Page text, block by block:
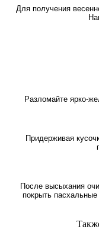
Для получения
Разломайте ярко-
Придерживая
После высыхания
покрыть